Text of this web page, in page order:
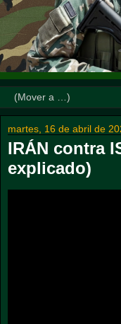
martes, 16 de abril de
IRÁN contra
explicado)